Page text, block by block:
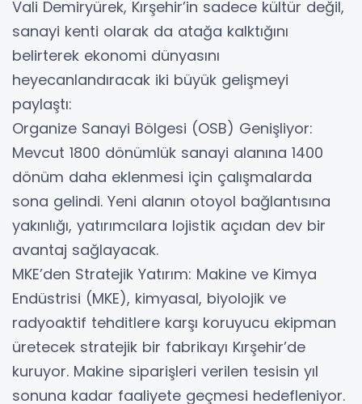
​Vali Demiryürek, Kırşehir’in sadece kültür değil,
sanayi kenti olarak da atağa kalktığını
belirterek ekonomi dünyasını
heyecanlandıracak iki büyük gelişmeyi
paylaştı:
​Organize Sanayi Bölgesi (OSB) Genişliyor:
Mevcut 1800 dönümlük sanayi alanına 1400
dönüm daha eklenmesi için çalışmalarda
sona gelindi. Yeni alanın otoyol bağlantısına
yakınlığı, yatırımcılara lojistik açıdan dev bir
avantaj sağlayacak.
​MKE’den Stratejik Yatırım: Makine ve Kimya
Endüstrisi (MKE), kimyasal, biyolojik ve
radyoaktif tehditlere karşı koruyucu ekipman
üretecek stratejik bir fabrikayı Kırşehir’de
kuruyor. Makine siparişleri verilen tesisin yıl
sonuna kadar faaliyete geçmesi hedefleniyor.